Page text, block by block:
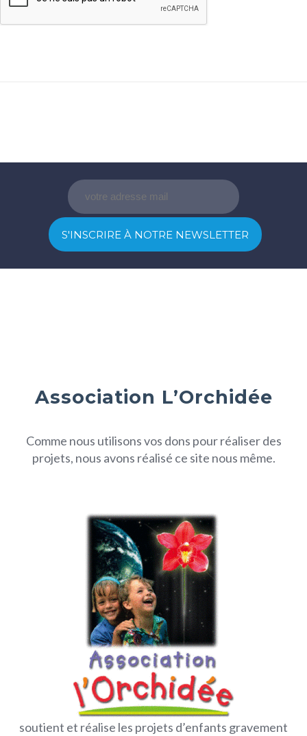
Association L’Orchidée
Comme nous utilisons vos dons pour réaliser des
projets, nous avons réalisé ce site nous même.
soutient et réalise les projets d’enfants gravement